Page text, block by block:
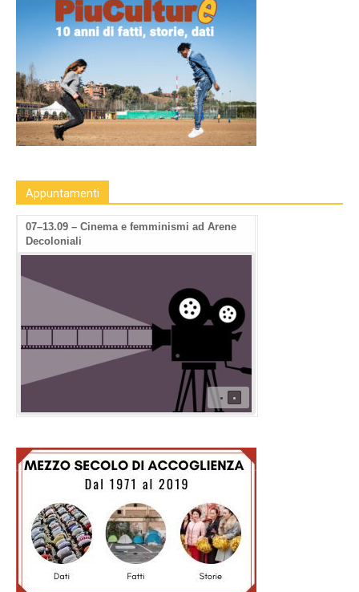
Appuntamenti
07–13.09 – Cinema e femminismi ad Arene
Decoloniali
• •